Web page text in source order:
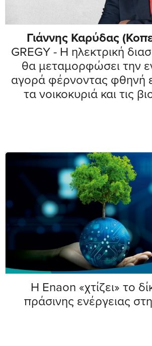
Γιάννης Καρύδας
GREGY - Η ηλεκτρική
θα μεταμορφώσει την
αγορά φέρνοντας φθηνή
τα νοικοκυριά και τις
Η Enaon «χτίζει» το
πράσινης ενέργειας